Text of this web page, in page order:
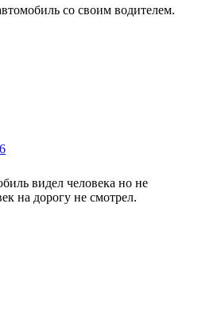
со своим водителем.
видел человека но не
на дорогу не смотрел.